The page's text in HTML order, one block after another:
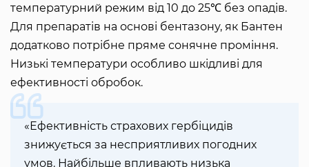
температурний режим від 10 до 25℃ без опадів.
Для препаратів на основі бентазону, як Бантен
додатково потрібне пряме сонячне проміння.
Низькі температури особливо шкідливі для
ефективності обробок.
«Ефективність страхових гербіцидів
знижується за несприятливих погодних
умов. Найбільше впливають низька